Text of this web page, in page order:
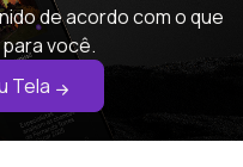
de acordo com o que
você.
Tela